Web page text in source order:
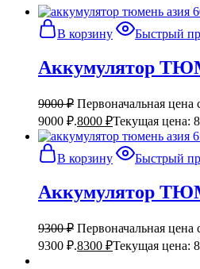
В корзину Быстрый
Аккумулятор
9000₽ Первоначальная цена
9000 ₽.8000 ₽Текущая цена:
В корзину Быстрый
Аккумулятор
9300₽ Первоначальная цена
9300 ₽.8300 ₽Текущая цена: